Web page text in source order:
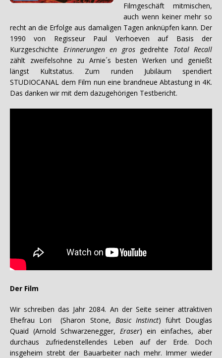
Filmgeschäft mitmischen,
auch wenn keiner mehr so
recht an die Erfolge aus damaligen Tagen anknüpfen kann. Der
1990 von Regisseur Paul Verhoeven auf Basis der
Kurzgeschichte Erinnerungen en gros gedrehte Total Recall
zählt zweifelsohne zu Arnie´s besten Werken und genießt
längst Kultstatus. Zum runden Jubiläum spendiert
STUDIOCANAL dem Film nun eine brandneue Abtastung in 4K.
Das danken wir mit dem dazugehörigen Testbericht.
Der Film
Wir schreiben das Jahr 2084. An der Seite seiner attraktiven
Ehefrau Lori (Sharon Stone, Basic Instinct) führt Douglas
Quaid (Arnold Schwarzenegger, Eraser) ein einfaches, aber
durchaus zufriedenstellendes Leben auf der Erde. Doch
insgeheim strebt der Bauarbeiter nach mehr. Immer wieder